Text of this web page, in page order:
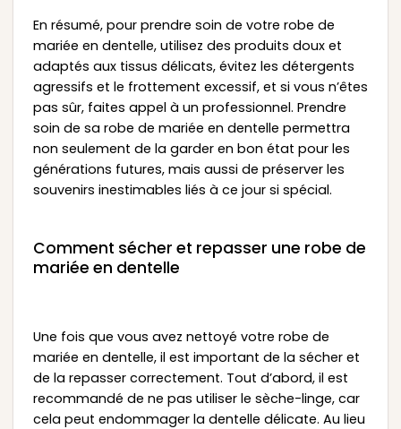
En résumé, pour prendre soin de votre robe de
mariée en dentelle, utilisez des produits doux et
adaptés aux tissus délicats, évitez les détergents
agressifs et le frottement excessif, et si vous n’êtes
pas sûr, faites appel à un professionnel. Prendre
soin de sa robe de mariée en dentelle permettra
non seulement de la garder en bon état pour les
générations futures, mais aussi de préserver les
souvenirs inestimables liés à ce jour si spécial.
Comment sécher et repasser une robe de
mariée en dentelle
Une fois que vous avez nettoyé votre robe de
mariée en dentelle, il est important de la sécher et
de la repasser correctement. Tout d’abord, il est
recommandé de ne pas utiliser le sèche-linge, car
cela peut endommager la dentelle délicate. Au lieu